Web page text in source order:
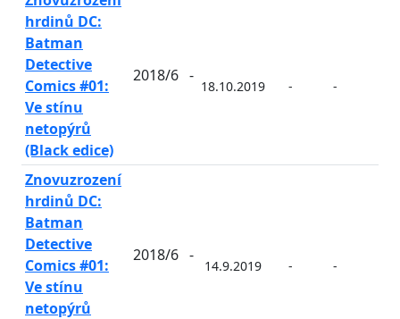
hrdinů DC:
Batman
Detective
Comics #01:
Ve stínu
netopýrů
(Black edice)
2018/6 -
18.10.2019 - -
Znovuzrození
hrdinů DC:
Batman
Detective
Comics #01:
Ve stínu
netopýrů
2018/6 -
14.9.2019 - -